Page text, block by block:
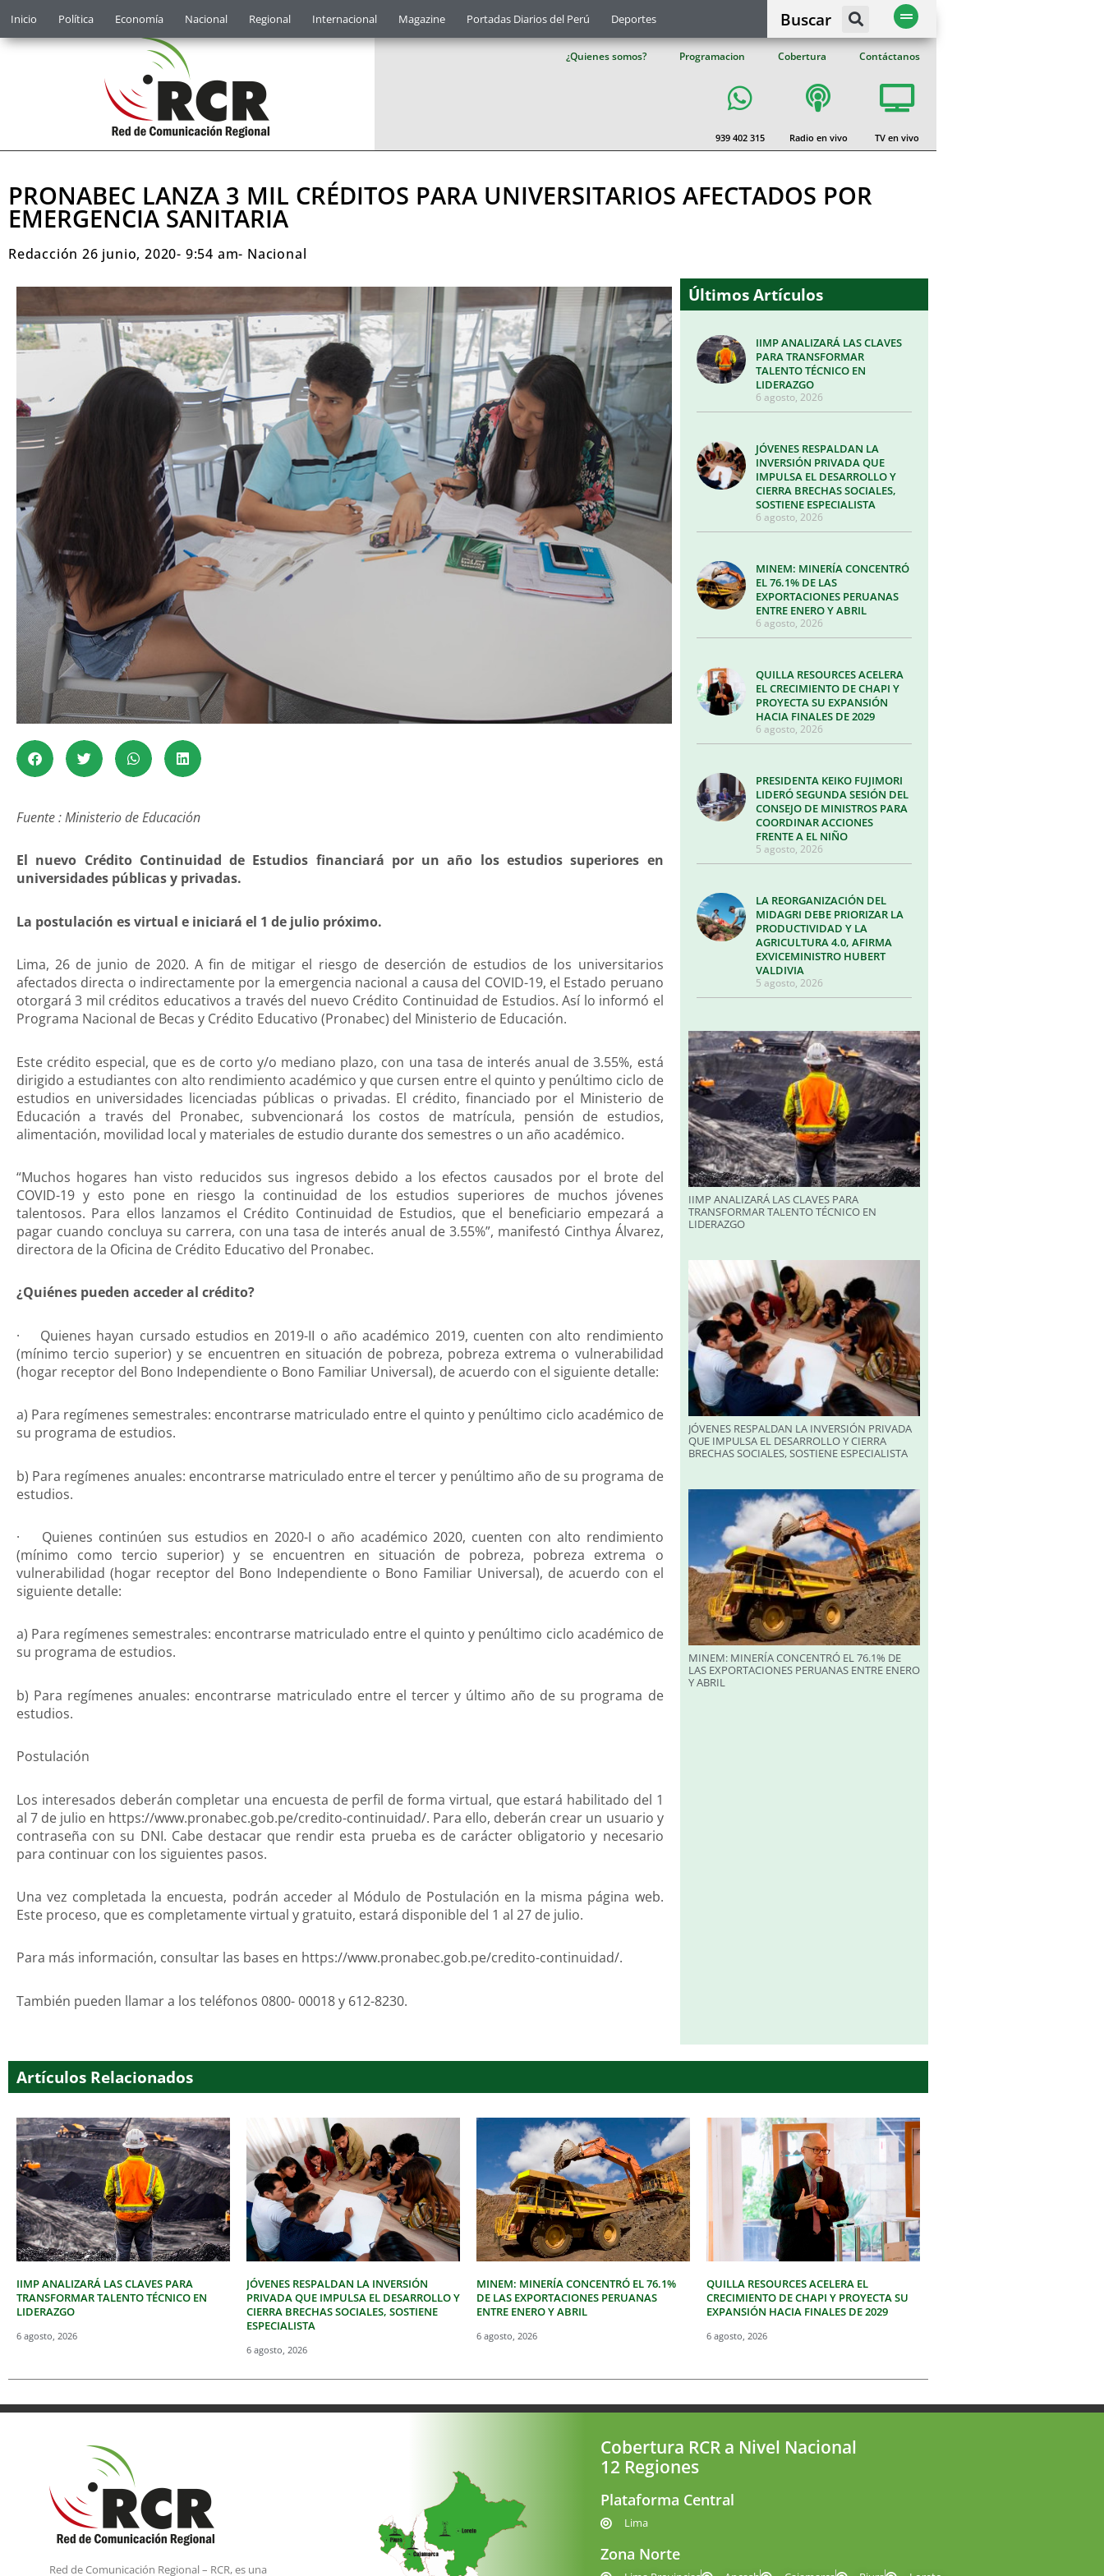
Inicio Política Economía Nacional Regional Internacional Magazine Portadas Diarios del Perú Deportes Buscar
¿Quienes somos? Programacion Cobertura Contáctanos
939 402 315 Radio en vivo TV en vivo
PRONABEC LANZA 3 MIL CRÉDITOS PARA UNIVERSITARIOS AFECTADOS POR
EMERGENCIA SANITARIA
Redacción 26 junio, 2020- 9:54 am- Nacional
Fuente : Ministerio de Educación
El nuevo Crédito Continuidad de Estudios financiará por un año los estudios superiores en
universidades públicas y privadas.
La postulación es virtual e iniciará el 1 de julio próximo.
Lima, 26 de junio de 2020. A fin de mitigar el riesgo de deserción de estudios de los universitarios
afectados directa o indirectamente por la emergencia nacional a causa del COVID-19, el Estado peruano
otorgará 3 mil créditos educativos a través del nuevo Crédito Continuidad de Estudios. Así lo informó el
Programa Nacional de Becas y Crédito Educativo (Pronabec) del Ministerio de Educación.
Este crédito especial, que es de corto y/o mediano plazo, con una tasa de interés anual de 3.55%, está
dirigido a estudiantes con alto rendimiento académico y que cursen entre el quinto y penúltimo ciclo de
estudios en universidades licenciadas públicas o privadas. El crédito, financiado por el Ministerio de
Educación a través del Pronabec, subvencionará los costos de matrícula, pensión de estudios,
alimentación, movilidad local y materiales de estudio durante dos semestres o un año académico.
“Muchos hogares han visto reducidos sus ingresos debido a los efectos causados por el brote del
COVID-19 y esto pone en riesgo la continuidad de los estudios superiores de muchos jóvenes
talentosos. Para ellos lanzamos el Crédito Continuidad de Estudios, que el beneficiario empezará a
pagar cuando concluya su carrera, con una tasa de interés anual de 3.55%”, manifestó Cinthya Álvarez,
directora de la Oficina de Crédito Educativo del Pronabec.
¿Quiénes pueden acceder al crédito?
· Quienes hayan cursado estudios en 2019-II o año académico 2019, cuenten con alto rendimiento
(mínimo tercio superior) y se encuentren en situación de pobreza, pobreza extrema o vulnerabilidad
(hogar receptor del Bono Independiente o Bono Familiar Universal), de acuerdo con el siguiente detalle:
a) Para regímenes semestrales: encontrarse matriculado entre el quinto y penúltimo ciclo académico de
su programa de estudios.
b) Para regímenes anuales: encontrarse matriculado entre el tercer y penúltimo año de su programa de
estudios.
· Quienes continúen sus estudios en 2020-I o año académico 2020, cuenten con alto rendimiento
(mínimo como tercio superior) y se encuentren en situación de pobreza, pobreza extrema o
vulnerabilidad (hogar receptor del Bono Independiente o Bono Familiar Universal), de acuerdo con el
siguiente detalle:
a) Para regímenes semestrales: encontrarse matriculado entre el quinto y penúltimo ciclo académico de
su programa de estudios.
b) Para regímenes anuales: encontrarse matriculado entre el tercer y último año de su programa de
estudios.
Postulación
Los interesados deberán completar una encuesta de perfil de forma virtual, que estará habilitado del 1
al 7 de julio en https://www.pronabec.gob.pe/credito-continuidad/. Para ello, deberán crear un usuario y
contraseña con su DNI. Cabe destacar que rendir esta prueba es de carácter obligatorio y necesario
para continuar con los siguientes pasos.
Una vez completada la encuesta, podrán acceder al Módulo de Postulación en la misma página web.
Este proceso, que es completamente virtual y gratuito, estará disponible del 1 al 27 de julio.
Para más información, consultar las bases en https://www.pronabec.gob.pe/credito-continuidad/.
También pueden llamar a los teléfonos 0800- 00018 y 612-8230.
Últimos Artículos
IIMP ANALIZARÁ LAS CLAVES
PARA TRANSFORMAR
TALENTO TÉCNICO EN
LIDERAZGO
6 agosto, 2026
JÓVENES RESPALDAN LA
INVERSIÓN PRIVADA QUE
IMPULSA EL DESARROLLO Y
CIERRA BRECHAS SOCIALES,
SOSTIENE ESPECIALISTA
6 agosto, 2026
MINEM: MINERÍA CONCENTRÓ
EL 76.1% DE LAS
EXPORTACIONES PERUANAS
ENTRE ENERO Y ABRIL
6 agosto, 2026
QUILLA RESOURCES ACELERA
EL CRECIMIENTO DE CHAPI Y
PROYECTA SU EXPANSIÓN
HACIA FINALES DE 2029
6 agosto, 2026
PRESIDENTA KEIKO FUJIMORI
LIDERÓ SEGUNDA SESIÓN DEL
CONSEJO DE MINISTROS PARA
COORDINAR ACCIONES
FRENTE A EL NIÑO
5 agosto, 2026
LA REORGANIZACIÓN DEL
MIDAGRI DEBE PRIORIZAR LA
PRODUCTIVIDAD Y LA
AGRICULTURA 4.0, AFIRMA
EXVICEMINISTRO HUBERT
VALDIVIA
5 agosto, 2026
IIMP ANALIZARÁ LAS CLAVES PARA
TRANSFORMAR TALENTO TÉCNICO EN
LIDERAZGO
JÓVENES RESPALDAN LA INVERSIÓN PRIVADA
QUE IMPULSA EL DESARROLLO Y CIERRA
BRECHAS SOCIALES, SOSTIENE ESPECIALISTA
MINEM: MINERÍA CONCENTRÓ EL 76.1% DE
LAS EXPORTACIONES PERUANAS ENTRE ENERO
Y ABRIL
Artículos Relacionados
IIMP ANALIZARÁ LAS CLAVES PARA
TRANSFORMAR TALENTO TÉCNICO EN
LIDERAZGO
6 agosto, 2026
JÓVENES RESPALDAN LA INVERSIÓN
PRIVADA QUE IMPULSA EL DESARROLLO Y
CIERRA BRECHAS SOCIALES, SOSTIENE
ESPECIALISTA
6 agosto, 2026
MINEM: MINERÍA CONCENTRÓ EL 76.1%
DE LAS EXPORTACIONES PERUANAS
ENTRE ENERO Y ABRIL
6 agosto, 2026
QUILLA RESOURCES ACELERA EL
CRECIMIENTO DE CHAPI Y PROYECTA SU
EXPANSIÓN HACIA FINALES DE 2029
6 agosto, 2026
Red de Comunicación Regional – RCR, es una
Cobertura RCR a Nivel Nacional
12 Regiones
Plataforma Central
Lima
Zona Norte